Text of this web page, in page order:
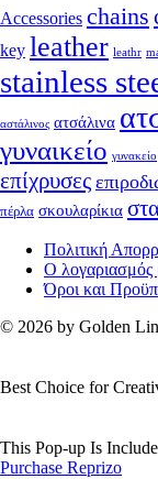
Accessories chains
key leather leathr
stainless
αστάλινος ατσάλινα
γυναικείο γυνακείο
επίχρυσες
πέρλα σκουλαρίκια
Πολιτική
Ο λογαριασμός
Όροι και
© 2026 by Golden
Best Choice for
This Pop-up Is
Purchase Reprizo